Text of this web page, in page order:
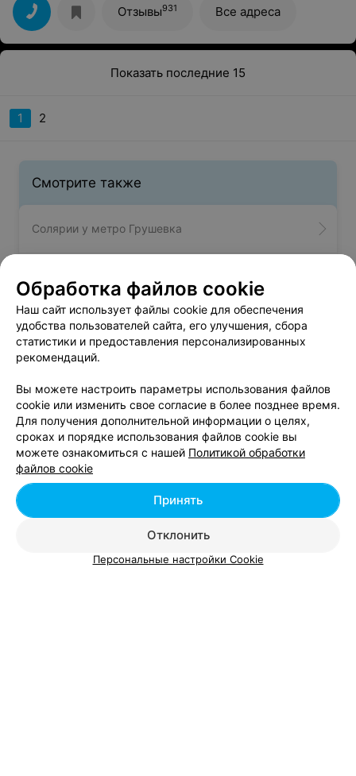
Отзывы931 Все адреса
Показать последние 15
1 2
Смотрите также
Солярии у метро Грушевка
Тату салоны возле метро Грушевка в Минске
Вам будет интересно
Салоны красоты у метро Институт Культуры
Салоны красоты у метро Михалово
Салоны красоты у метро Могилевская
Обработка файлов cookie
Наш сайт использует файлы cookie для обеспечения
удобства пользователей сайта, его улучшения, сбора
статистики и предоставления персонализированных
рекомендаций.
Вы можете настроить параметры использования файлов
cookie или изменить свое согласие в более позднее время.
Для получения дополнительной информации о целях,
сроках и порядке использования файлов cookie вы
можете ознакомиться с нашей Политикой обработки
файлов cookie
Отклонить
Принять
Персональные настройки Cookie